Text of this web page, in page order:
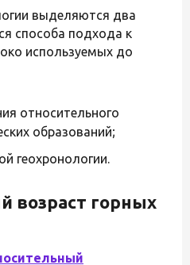
выделяются два
способа подхода к
используемых до
относительного
образований;
геохронологии.
возраст горных